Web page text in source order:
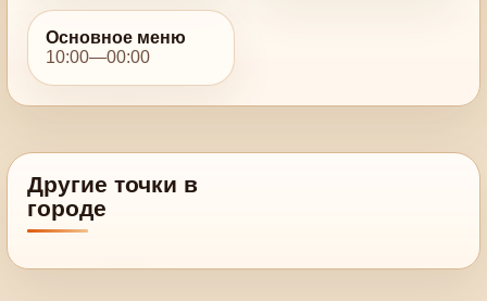
Основное меню
10:00—00:00
Другие точки в
городе